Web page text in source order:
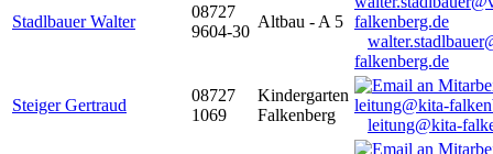
Stadlbauer Walter
08727
9604-30
Altbau - A 5
falkenberg.de
Steiger Gertraud
08727
1069
Kindergarten
Falkenberg
leitung@kita-